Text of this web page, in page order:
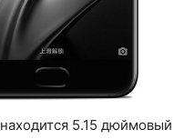
5.15 дюймовый